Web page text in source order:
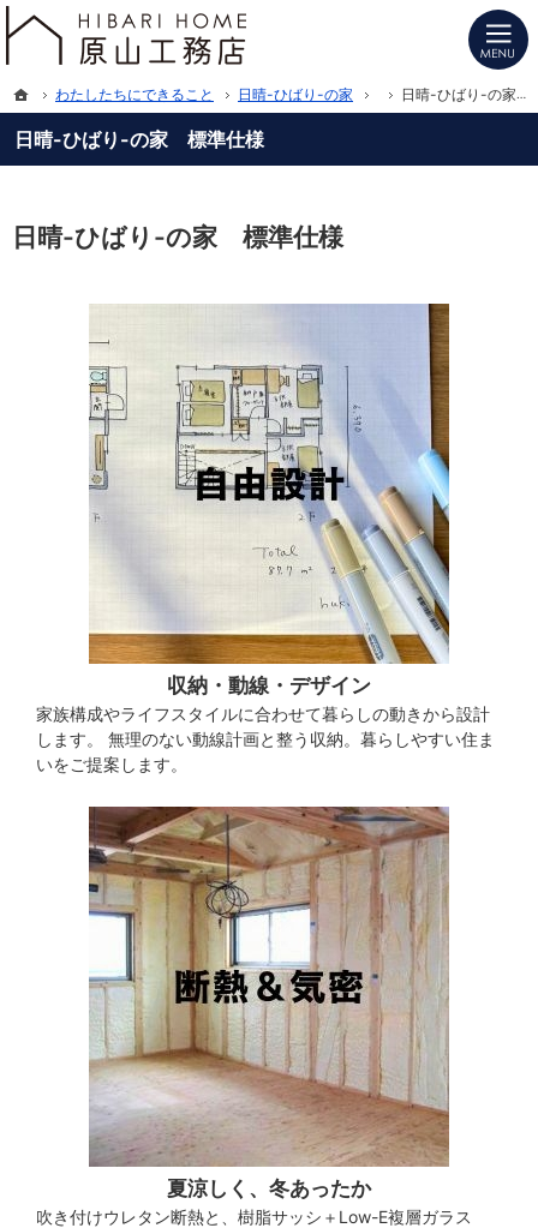
日晴-ひばり-の家 標準仕様
プロの目線からご提案。長野県北信の注文住宅・新築戸建てを手がける工務店なら
長野県北信の新築・注文住宅・新築戸建てを手がけるHIBARI HOME原山工務店
日晴-ひばり-の家 標準仕様
収納・動線・デザイン
家族構成やライフスタイルに合わせて暮らしの動きから設計
します。 無理のない動線計画と整う収納。暮らしやすい住ま
いをご提案します。
夏涼しく、冬あったか
吹き付けウレタン断熱と、樹脂サッシ＋Low-E複層ガラス
ホーム
わたしたちにできること 日晴-ひばり-の家 日晴-ひばり-の家 標準仕様